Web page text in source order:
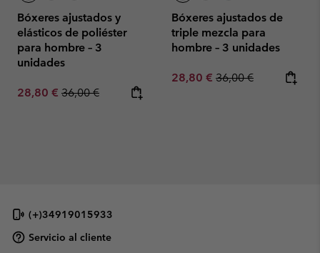
Bóxeres ajustados y
elásticos de poliéster
para hombre – 3
unidades
Sale price:
28,80 € Regular price:
36,00 €
Bóxeres ajustados de
triple mezcla para
hombre – 3 unidades
Sale price:
28,80 € Regular price:
36,00 €
(+)34919015933
Servicio al cliente